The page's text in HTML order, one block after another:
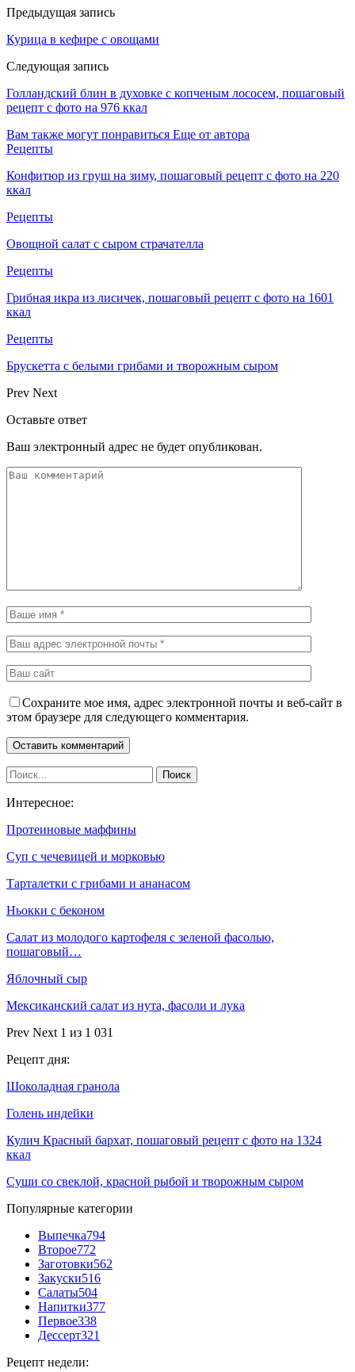
Предыдущая запись
Курица в кефире с овощами
Следующая запись
Голландский блин в духовке с копченым лососем, пошаговый
рецепт с фото на 976 ккал
Вам также могут понравиться Еще от автора
Рецепты
Конфитюр из груш на зиму, пошаговый рецепт с фото на 220
ккал
Рецепты
Овощной салат с сыром страчателла
Рецепты
Грибная икра из лисичек, пошаговый рецепт с фото на 1601
ккал
Рецепты
Брускетта с белыми грибами и творожным сыром
Prev Next
Оставьте ответ
Ваш электронный адрес не будет опубликован.
Сохраните мое имя, адрес электронной почты и веб-сайт в
этом браузере для следующего комментария.
Интересное:
Протеиновые маффины
Суп с чечевицей и морковью
Тарталетки с грибами и ананасом
Ньокки с беконом
Салат из молодого картофеля с зеленой фасолью,
пошаговый…
Яблочный сыр
Мексиканский салат из нута, фасоли и лука
Prev Next 1 из 1 031
Рецепт дня:
Шоколадная гранола
Голень индейки
Кулич Красный бархат, пошаговый рецепт с фото на 1324
ккал
Суши со свеклой, красной рыбой и творожным сыром
Популярные категории
Выпечка794
Второе772
Заготовки562
Закуски516
Салаты504
Напитки377
Первое338
Дессерт321
Рецепт недели: